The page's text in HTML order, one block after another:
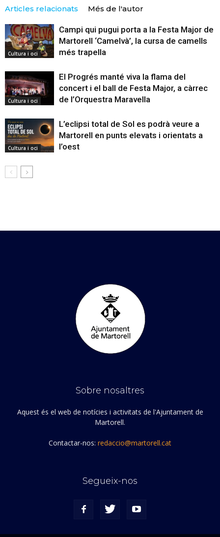
Articles relacionats Més de l'autor
Cultura i oci
Campi qui pugui porta a la Festa Major de
Martorell ‘Camelvà’, la cursa de camells
més trapella
Cultura i oci
El Progrés manté viva la flama del
concert i el ball de Festa Major, a càrrec
de l’Orquestra Maravella
Cultura i oci
L’eclipsi total de Sol es podrà veure a
Martorell en punts elevats i orientats a
l’oest
Sobre nosaltres
Aquest és el web de notícies i activitats de l'Ajuntament de
Martorell.
Contactar-nos: redaccio@martorell.cat
Segueix-nos